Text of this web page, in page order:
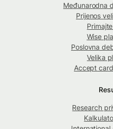
Međunarodna
Prijenos
Wise
Poslovna
Velika
Accept
Research